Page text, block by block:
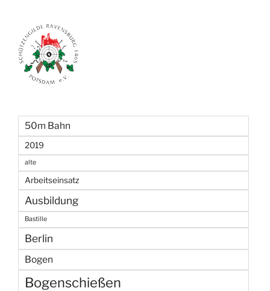
50m Bahn
2019
alte
Arbeitseinsatz
Ausbildung
Bastille
Berlin
Bogen
Bogenschießen